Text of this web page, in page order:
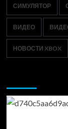
СИМУЛЯТОР
ВИДЕО
НОВОСТИ XBOX